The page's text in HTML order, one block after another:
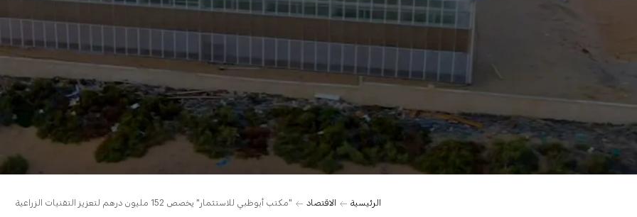
الرئيسية الاقتصاد "مكتب أبوظبي للاستثمار" يخصص 152 مليون درهم لتعزيز التقنيات الزراعية
0:00